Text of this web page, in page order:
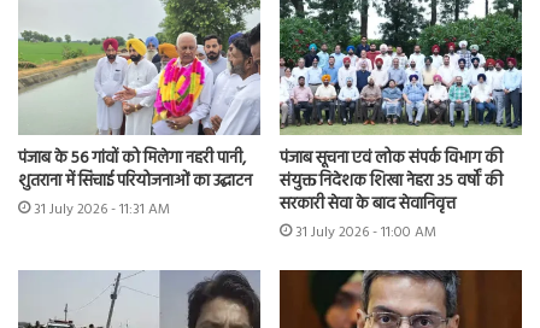
पंजाब के 56 गांवों को मिलेगा नहरी पानी,
शुतराना में सिंचाई परियोजनाओं का उद्घाटन
31 July 2026 - 11:31 AM
पंजाब सूचना एवं लोक संपर्क विभाग की
संयुक्त निदेशक शिखा नेहरा 35 वर्षों की
सरकारी सेवा के बाद सेवानिवृत्त
31 July 2026 - 11:00 AM